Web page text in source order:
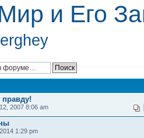
и Его
2007 8:06 am
1:29 pm